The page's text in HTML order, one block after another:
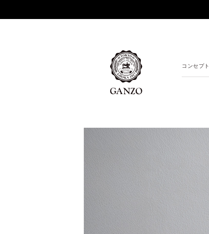
コンセプト